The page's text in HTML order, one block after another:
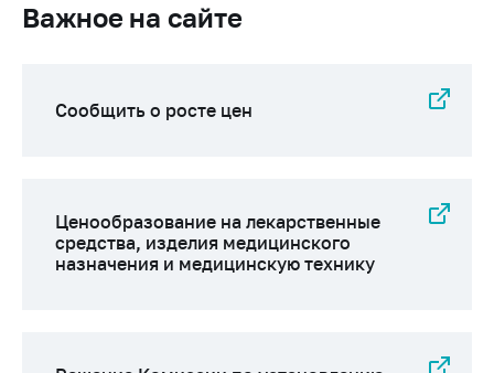
Важное на сайте
Сообщить о росте цен
Ценообразование на лекарственные
средства, изделия медицинского
назначения и медицинскую технику